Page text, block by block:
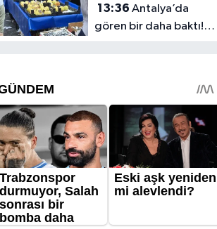
13:36
gören bir daha baktı!
Pazar tezgahında bunu